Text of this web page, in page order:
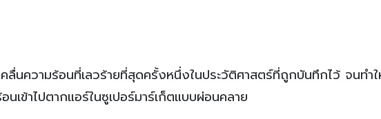
ลื่นความร้อนที่เลวร้ายที่สุดครั้งหนึ่งในประวัติศาสตร์ที่ถูกบันทึกไว้ จนทำ
เข้าไปตากแอร์ในซูเปอร์มาร์เก็ตแบบผ่อนคลาย